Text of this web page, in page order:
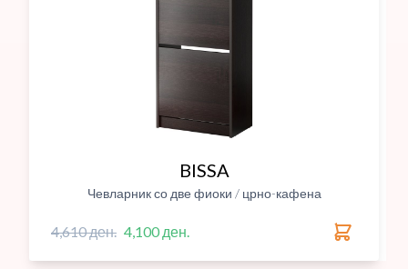
BISSA
Чевларник со две фиоки / црно-кафена
4,610 ден. 4,100 ден.